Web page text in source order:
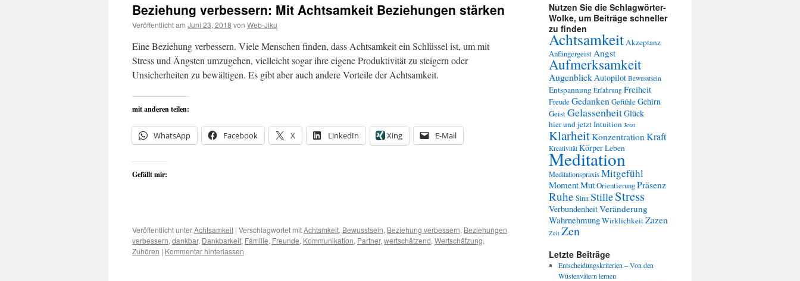
Beziehung verbessern: Mit Achtsamkeit Beziehungen stärken
Veröffentlicht am Juni 23, 2018 von Web-Jiku
Eine Beziehung verbessern. Viele Menschen finden, dass Achtsamkeit ein Schlüssel ist, um mit
Stress und Ängsten umzugehen, vielleicht sogar ihre eigene Produktivität zu steigern oder
Unsicherheiten zu bewältigen. Es gibt aber auch andere Vorteile der Achtsamkeit.
mit anderen teilen:
WhatsApp Facebook X LinkedIn Xing E-Mail
Gefällt mir:
Veröffentlicht unterAchtsamkeit | Verschlagwortet mitAchtsmkeit, Bewusstsein, Beziehung verbessern, Beziehungen
verbessern, dankbar, Dankbarkeit, Familie, Freunde, Kommunikation, Partner, wertschätzend, Wertschätzung,
Zuhören | Kommentar hinterlassen
Nutzen Sie die Schlagwörter-
Wolke, um Beiträge schneller
zu finden
AchtsamkeitAkzeptanz
AnfängergeistAngst
Aufmerksamkeit
AugenblickAutopilot Bewusstsein
Entspannung Erfahrung Freiheit
FreudeGedanken GefühleGehirn
GeistGelassenheitGlück
hier und jetztIntuition Jetzt
KlarheitKonzentrationKraft
Kreativität KörperLeben
Meditation
MeditationspraxisMitgefühl
MomentMutOrientierungPräsenz
Ruhe SinnStilleStress
VerbundenheitVeränderung
WahrnehmungWirklichkeitZazen
Zeit Zen
Letzte Beiträge
Entscheidungskriterien – Von den
Wüstenvätern lernen